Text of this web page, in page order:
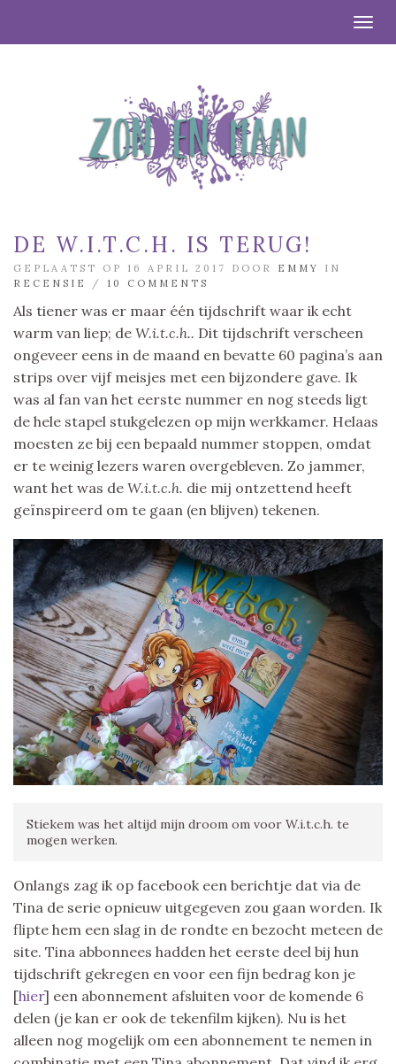
DE W.I.T.C.H. IS TERUG!
GEPLAATST OP 16 APRIL 2017 DOOR EMMY
IN
RECENSIE
/ 10 COMMENTS
Als tiener was er maar één tijdschrift waar ik echt
warm van liep; de W.i.t.c.h.. Dit tijdschrift verscheen
ongeveer eens in de maand en bevatte 60 pagina’s aan
strips over vijf meisjes met een bijzondere gave. Ik
was al fan van het eerste nummer en nog steeds ligt
de hele stapel stukgelezen op mijn werkkamer. Helaas
moesten ze bij een bepaald nummer stoppen, omdat
er te weinig lezers waren overgebleven. Zo jammer,
want het was de W.i.t.c.h. die mij ontzettend heeft
geïnspireerd om te gaan (en blijven) tekenen.
Stiekem was het altijd mijn droom om voor W.i.t.c.h. te
mogen werken.
Onlangs zag ik op facebook een berichtje dat via de
Tina de serie opnieuw uitgegeven zou gaan worden. Ik
flipte hem een slag in de rondte en bezocht meteen de
site. Tina abbonnees hadden het eerste deel bij hun
tijdschrift gekregen en voor een fijn bedrag kon je
[hier] een abonnement afsluiten voor de komende 6
delen (je kan er ook de tekenfilm kijken). Nu is het
alleen nog mogelijk om een abonnement te nemen in